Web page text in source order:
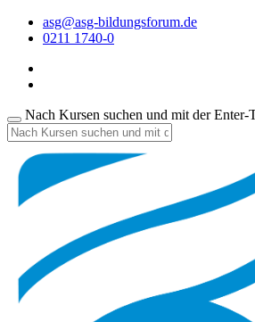
asg@asg-bildungsforum.de
0211 1740-0
Nach Kursen suchen und mit der Enter-